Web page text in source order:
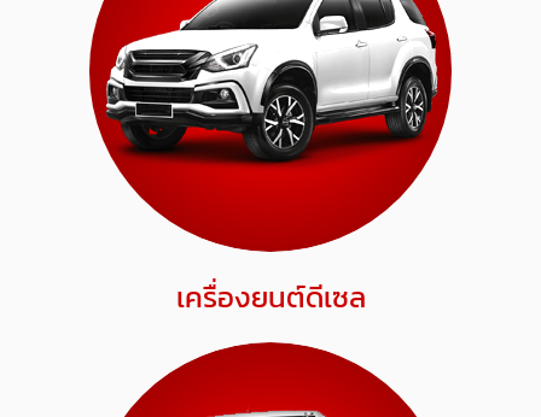
เครื่องยนต์ดีเซล